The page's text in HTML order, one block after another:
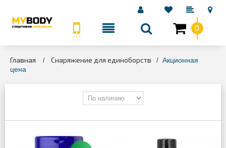
0
Главная > Снаряжение для единоборств > Акционная
цена
КАТЕГОРИИ